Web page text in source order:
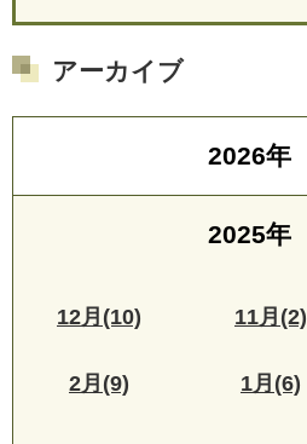
アーカイブ
2026年
2025年
12月(10) 11月(2)
2月(9) 1月(6)